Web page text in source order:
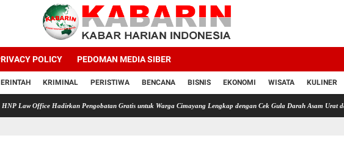
POLICY PEDOMAN MEDIA SIBER
KRIMINAL PERISTIWA BENCANA BISNIS EKONOMI WISATA KULINER
Hadirkan Pengobatan Gratis untuk Warga Cimayang Lengkap dengan Cek Gula Darah Asam Urat dan Kolesterol